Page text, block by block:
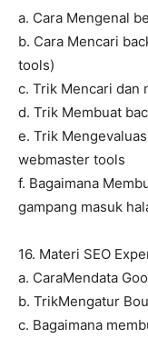
a. Cara Mengenal
b. Cara Mencari
tools)
c. Trik Mencari dan
d. Trik Membuat
e. Trik
webmaster tools
f. Bagaimana
gampang masuk
16. Materi SEO
a. CaraMendata
b. TrikMengatur
c. Bagaimana